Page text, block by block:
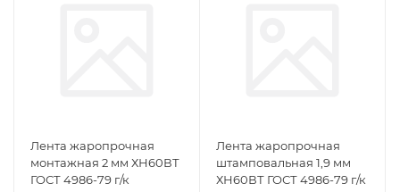
Лента жаропрочная
монтажная 2 мм ХН60ВТ
ГОСТ 4986-79 г/к
Лента жаропрочная
штамповальная 1,9 мм
ХН60ВТ ГОСТ 4986-79 г/к